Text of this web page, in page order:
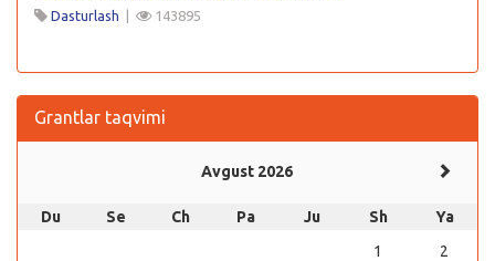
Dasturlash | 143895
Grantlar taqvimi
Avgust 2026
Du Se Ch Pa Ju Sh
Ya
1
2